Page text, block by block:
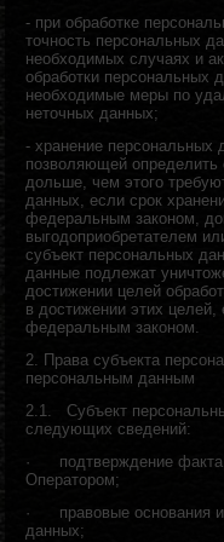
- при обработке
точность персональных
необходимых случаях и
обработки персональных
необходимые меры по
неточных данных;
- хранение персональных
позволяющей определить
дольше, чем этого
данных, если срок
федеральным законом,
выгодоприобретателем
субъект персональных
данные подлежат
достижении целей
в достижении этих
федеральным законом.
2. Права субъекта
персональным данным
2.1.
Субъект
следующих сведений:
· подтверждение
Оператором;
· правовые основания
данных;